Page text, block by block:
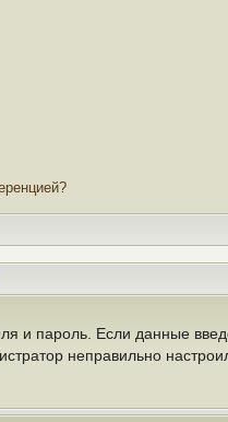
и пароль. Если данные
неправильно